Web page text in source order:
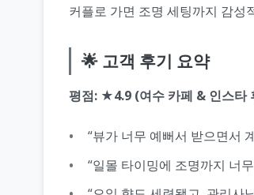
커플로 가면 조명 세팅까지 감성
🌟 고객 후기 요약
평점: ★4.9 (여수 카페 & 인스타
“뷰가 너무 예뻐서 받으면서
“일몰 타이밍에 조명까지 너